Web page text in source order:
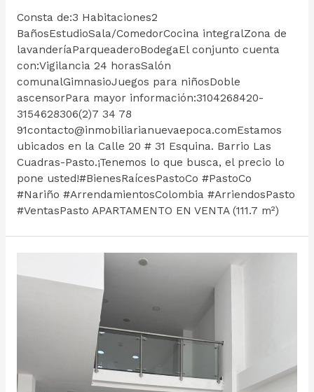
Consta de:3 Habitaciones2
BañosEstudioSala/ComedorCocina integralZona de
lavanderíaParqueaderoBodegaEl conjunto cuenta
con:Vigilancia 24 horasSalón
comunalGimnasioJuegos para niñosDoble
ascensorPara mayor información:3104268420-
3154628306(2)7 34 78
91contacto@inmobiliarianuevaepoca.comEstamos
ubicados en la Calle 20 # 31 Esquina. Barrio Las
Cuadras-Pasto.¡Tenemos lo que busca, el precio lo
pone usted!#BienesRaícesPastoCo #PastoCo
#Nariño #ArrendamientosColombia #ArriendosPasto
#VentasPasto APARTAMENTO EN VENTA (111.7 m²)